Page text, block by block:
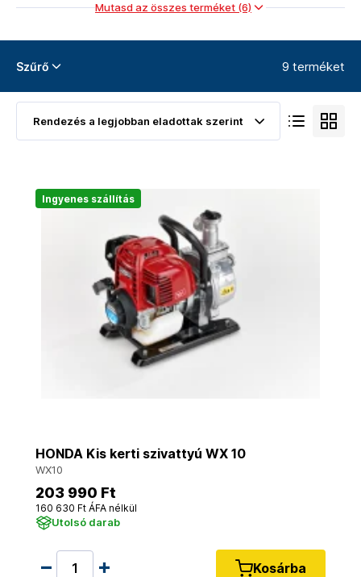
Mutasd az összes terméket (6)
Szűrő 9 terméket
Ingyenes szállítás
HONDA Kis kerti szivattyú WX 10
WX10
203 990 Ft
160 630 Ft ÁFA nélkül
Utolsó darab
Kosárba